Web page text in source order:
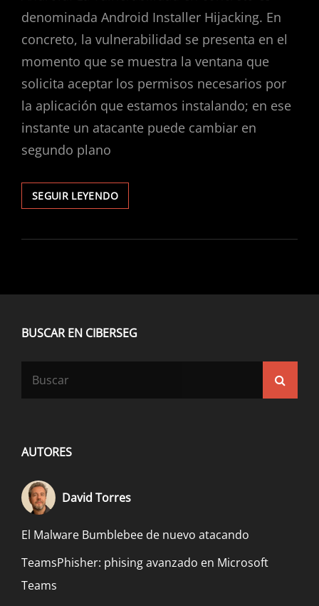
denominada Android Installer Hijacking. En
concreto, la vulnerabilidad se presenta en el
momento que se muestra la ventana que
solicita aceptar los permisos necesarios por
la aplicación que estamos instalando; en ese
instante un atacante puede cambiar en
segundo plano
SEGUIR LEYENDODIVULGACIÓN
PÚBLICA
VULNERABILIDAD
BUSCAR EN CIBERSEG
AUTORES
David Torres
El Malware Bumblebee de nuevo atacando
TeamsPhisher: phising avanzado en Microsoft
Teams